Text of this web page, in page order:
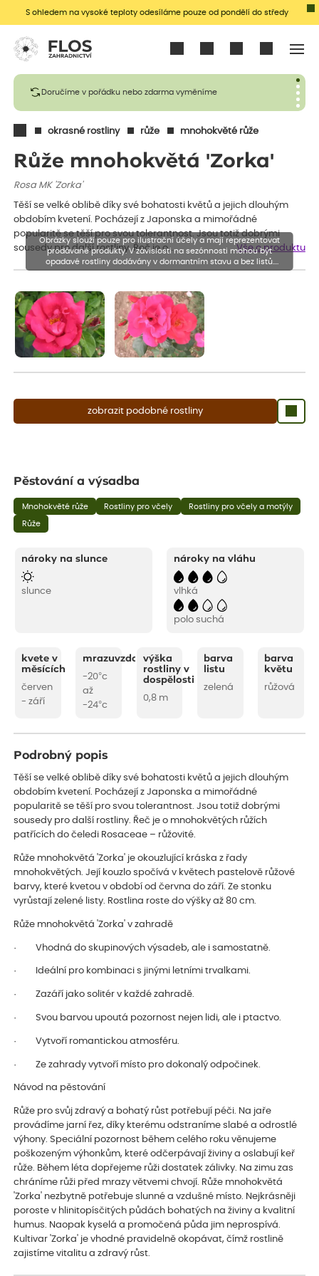
S ohledem na vysoké teploty odesíláme pouze od pondělí do středy
Doručíme v pořádku nebo zdarma vyměníme
okrasné rostliny růže mnohokvěté růže
Růže mnohokvětá 'Zorka'
Rosa MK 'Zorka'
Těší se velké oblibě díky své bohatosti květů a jejich dlouhým
obdobím kvetení. Pocházejí z Japonska a mimořádné
popularitě se těší pro svou tolerantnost. Jsou totiž dobrými
sousedy pro další rostliny. Řeč je o…
Vše o produktu
zobrazit podobné rostliny
Obrázky slouží pouze pro ilustrační účely a mají reprezentovat
prodávané produkty. V závislosti na sezónnosti mohou být
opadavé rostliny dodávány v dormantním stavu a bez listů.
Rostliny mohou být také sestřiženy níže, než je uvedená výška,
Pěstování a výsadba
Mnohokvěté růže Rostliny pro včely Rostliny pro včely a motýly
Růže
nároky na slunce
slunce
nároky na vláhu
vlhká
polo suchá
kvete v
měsících
červen
- září
mrazuvzdornost
-20°c
až
-24°c
výška
rostliny v
dospělosti
0,8 m
barva
listu
zelená
barva
květu
růžová
Podrobný popis
Těší se velké oblibě díky své bohatosti květů a jejich dlouhým
obdobím kvetení. Pocházejí z Japonska a mimořádné
popularitě se těší pro svou tolerantnost. Jsou totiž dobrými
sousedy pro další rostliny. Řeč je o mnohokvětých růžích
patřících do čeledi Rosaceae – růžovité.
Růže mnohokvětá 'Zorka' je okouzlující kráska z řady
mnohokvětých. Její kouzlo spočívá v květech pastelově růžové
barvy, které kvetou v období od června do září. Ze stonku
vyrůstají zelené listy. Rostlina roste do výšky až 80 cm.
Růže mnohokvětá 'Zorka' v zahradě
· Vhodná do skupinových výsadeb, ale i samostatně.
· Ideální pro kombinaci s jinými letními trvalkami.
· Zazáří jako solitér v každé zahradě.
· Svou barvou upoutá pozornost nejen lidi, ale i ptactvo.
· Vytvoří romantickou atmosféru.
· Ze zahrady vytvoří místo pro dokonalý odpočinek.
Návod na pěstování
Růže pro svůj zdravý a bohatý růst potřebují péči. Na jaře
provádíme jarní řez, díky kterému odstraníme slabé a odrostlé
výhony. Speciální pozornost během celého roku věnujeme
poškozeným výhonkům, které odčerpávají živiny a oslabují keř
růže. Během léta dopřejeme růži dostatek zálivky. Na zimu zas
chráníme růži před mrazy větvemi chvojí. Růže mnohokvětá
'Zorka' nezbytně potřebuje slunné a vzdušné místo. Nejkrásněji
poroste v hlinitopísčitých půdách bohatých na živiny a kvalitní
humus. Naopak kyselá a promočená půda jim neprospívá.
Kultivar 'Zorka' je vhodné pravidelně okopávat, čímž rostlině
zajistíme vitalitu a zdravý růst.